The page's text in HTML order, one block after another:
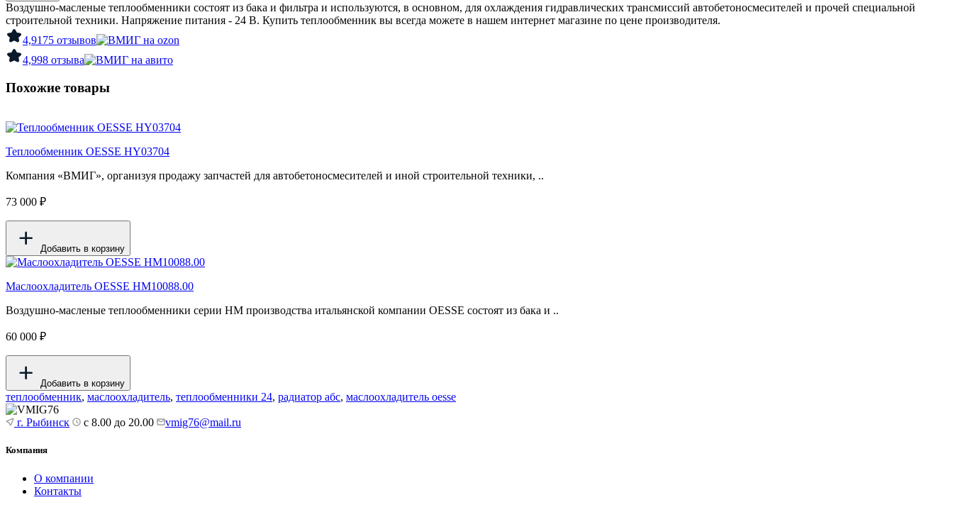
Воздушно-масленые теплообменники состоят из бака и фильтра и используются, в основном, для охлаждения гидравлических трансмиссий автобетоносмесителей и прочей специальной
строительной техники. Напряжение питания - 24 В. Купить теплообменник вы всегда можете в нашем интернет магазине по цене производителя.
4,9175 отзывов
4,998 отзыва
Похожие товары
Теплообменник OESSE HY03704
Компания «ВМИГ», организуя продажу запчастей для автобетоносмесителей и иной строительной техники, ..
73 000 ₽
Добавить в корзину
Маслоохладитель OESSE HM10088.00
Воздушно-масленые теплообменники серии HM производства итальянской компании OESSE состоят из бака и ..
60 000 ₽
Добавить в корзину
теплообменник, маслоохладитель, теплообменники 24, радиатор абс, маслоохладитель oesse
г. Рыбинск с 8.00 до 20.00 vmig76@mail.ru
Компания
О компании
Контакты